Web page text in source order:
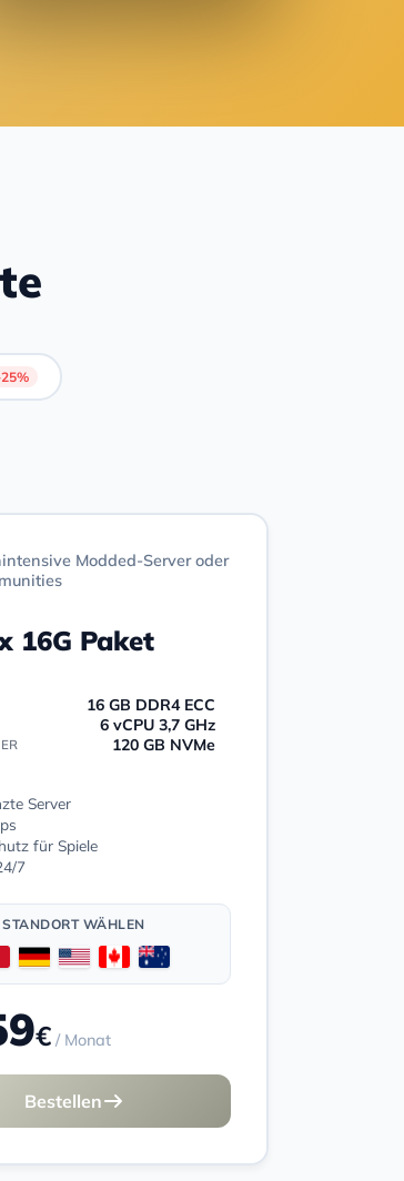
Modded-Server oder
16G Paket
16 GB DDR4 ECC
6 vCPU 3,7 GHz
120 GB NVMe
Server
für Spiele
7
STANDORT WÄHLEN
€ / Monat
Bestellen